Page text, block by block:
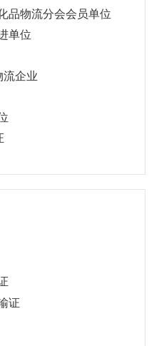
品物流分会会员单位
单位
企业
证